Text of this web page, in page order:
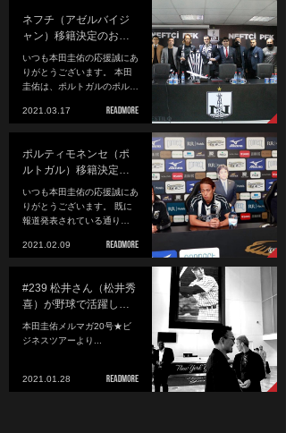
ネフチ（アゼルバイジ
ャン）移籍決定のお…
いつも本田圭佑の応援誠にあ
りがとうございます。 本田
圭佑は、ポルトガルのポル…
2021.03.17
ポルティモネンセ（ポ
ルトガル）移籍決定…
いつも本田圭佑の応援誠にあ
りがとうございます。 既に
報道発表されている通り…
2021.02.09
#239 松井さん（松井秀
喜）が野球で活躍し…
本田圭佑メルマガ20号★ビ
ジネスツアーより...
2021.01.28